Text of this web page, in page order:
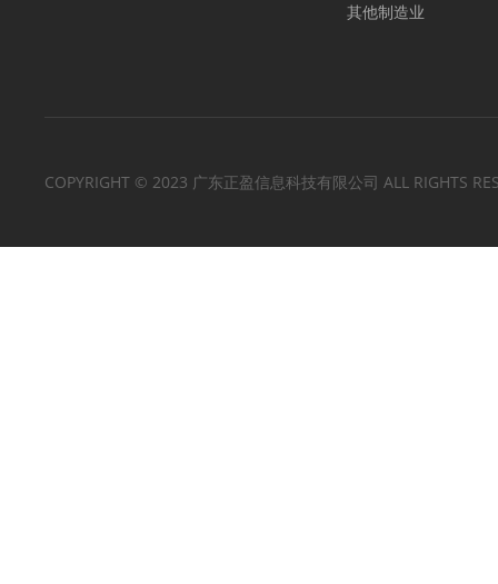
其他制造业
COPYRIGHT © 2023 广东正盈信息科技有限公司 ALL RIGHTS